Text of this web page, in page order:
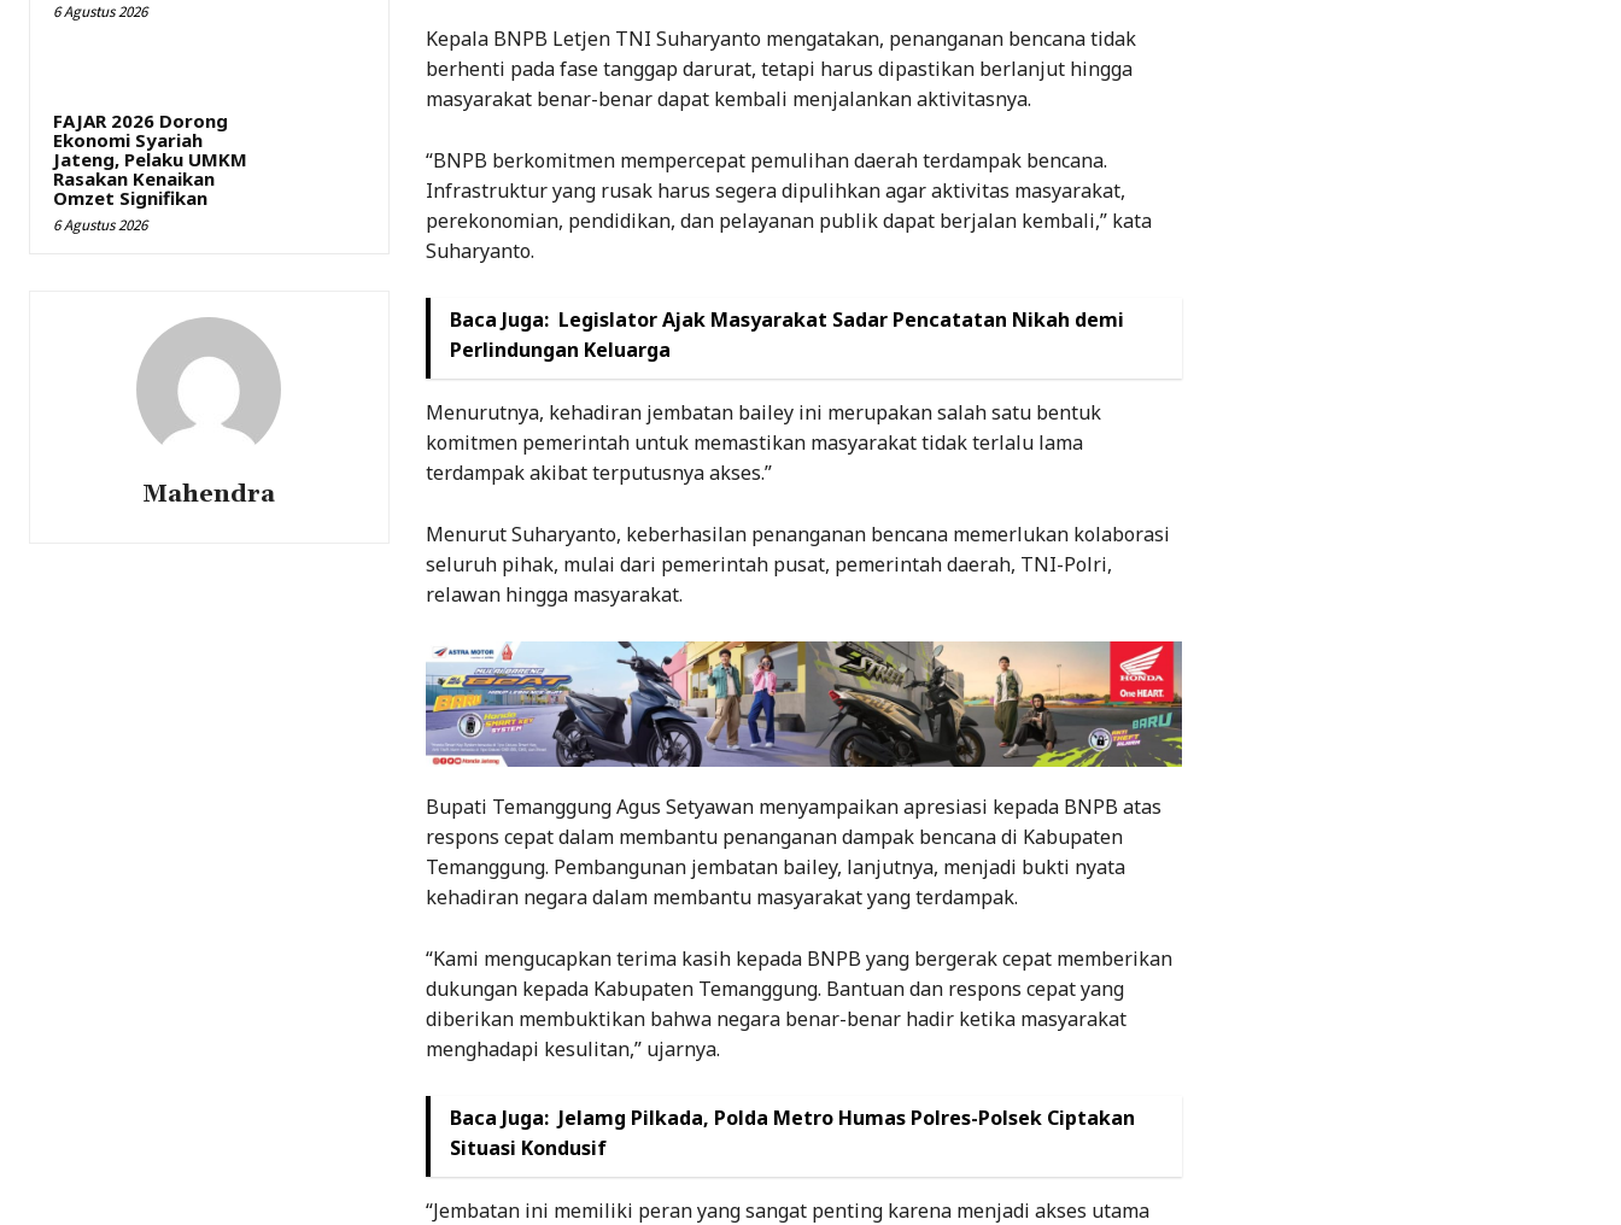
6 Agustus 2026
FAJAR 2026 Dorong
Ekonomi Syariah
Jateng, Pelaku UMKM
Rasakan Kenaikan
Omzet Signifikan
6 Agustus 2026
Mahendra
Kepala BNPB Letjen TNI Suharyanto mengatakan, penanganan bencana tidak
berhenti pada fase tanggap darurat, tetapi harus dipastikan berlanjut hingga
masyarakat benar-benar dapat kembali menjalankan aktivitasnya.
“BNPB berkomitmen mempercepat pemulihan daerah terdampak bencana.
Infrastruktur yang rusak harus segera dipulihkan agar aktivitas masyarakat,
perekonomian, pendidikan, dan pelayanan publik dapat berjalan kembali,” kata
Suharyanto.
Baca Juga: Legislator Ajak Masyarakat Sadar Pencatatan Nikah demi
Perlindungan Keluarga
Menurutnya, kehadiran jembatan bailey ini merupakan salah satu bentuk
komitmen pemerintah untuk memastikan masyarakat tidak terlalu lama
terdampak akibat terputusnya akses.”
Menurut Suharyanto, keberhasilan penanganan bencana memerlukan kolaborasi
seluruh pihak, mulai dari pemerintah pusat, pemerintah daerah, TNI-Polri,
relawan hingga masyarakat.
Bupati Temanggung Agus Setyawan menyampaikan apresiasi kepada BNPB atas
respons cepat dalam membantu penanganan dampak bencana di Kabupaten
Temanggung. Pembangunan jembatan bailey, lanjutnya, menjadi bukti nyata
kehadiran negara dalam membantu masyarakat yang terdampak.
“Kami mengucapkan terima kasih kepada BNPB yang bergerak cepat memberikan
dukungan kepada Kabupaten Temanggung. Bantuan dan respons cepat yang
diberikan membuktikan bahwa negara benar-benar hadir ketika masyarakat
menghadapi kesulitan,” ujarnya.
Baca Juga: Jelamg Pilkada, Polda Metro Humas Polres-Polsek Ciptakan
Situasi Kondusif
“Jembatan ini memiliki peran yang sangat penting karena menjadi akses utama